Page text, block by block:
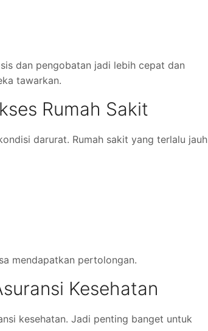
dan pengobatan jadi lebih cepat dan
tawarkan.
Rumah Sakit
darurat. Rumah sakit yang terlalu jauh
mendapatkan pertolongan.
Kesehatan
kesehatan. Jadi penting banget untuk